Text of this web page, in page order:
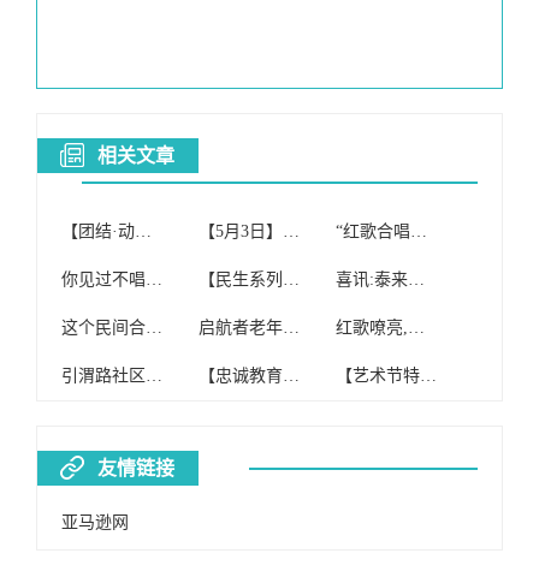
相关文章
【团结·动态】团结社区红歌合唱团参加我旗“初心不改穿沙志 先锋引领赶超时”榜样的力量分享会 【5月3日】启航者老年红歌合唱团(纯公益合唱团)开课啦! “红歌合唱团”免费开班啦!!!
你见过不唱红歌的合唱团吗 【民生系列报道四】额尔格图镇妇联组织红歌合唱团到敬老院慰问演出 喜讯:泰来县红歌合唱团喜获合唱比赛银奖!
这个民间合唱团 坚持15年唱红歌 启航者老年红歌合唱团(纯公益合唱团) 红歌嘹亮,我心向党——翠竹合唱团在罗湖区红歌合唱大赛中获一等奖
引渭路社区合唱团歌唱红歌缅怀主席 【忠诚教育】#投票#第二师系统红歌合唱比赛“网上投票评选”开始啦! 【艺术节特辑】红歌合唱比赛
友情链接
亚马逊网